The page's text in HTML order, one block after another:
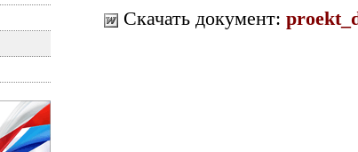
Скачать документ: